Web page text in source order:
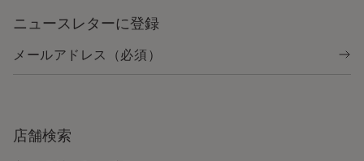
ニュースレターに登録
店舗検索